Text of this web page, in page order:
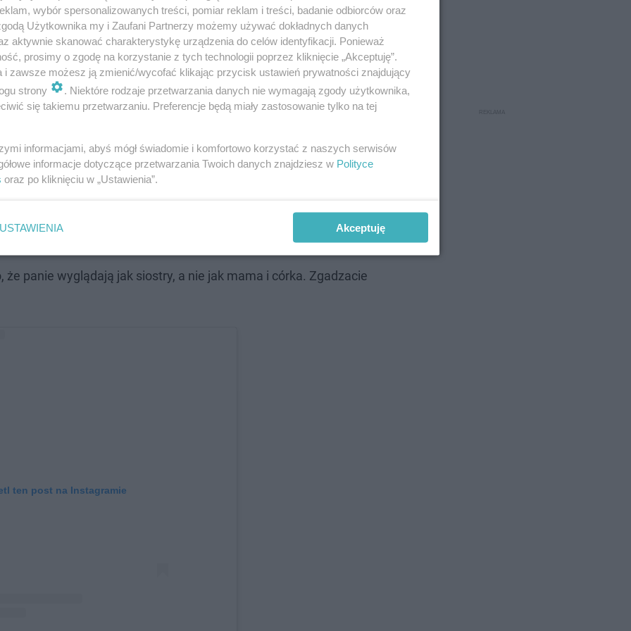
z mamą
fotografiach pani Edyta Węgiel pozuje razem z Roxie
Królewskich. Internauci natychmiast zwrócili uwagę na
piosenkarki.
panie wyglądają jak siostry, a nie jak mama i córka. Zgadzacie
ten post na Instagramie
wybór spersonalizowanych treści, pomiar reklam i treści, badanie odbiorców oraz
Użytkownika my i Zaufani Partnerzy możemy używać dokładnych danych
aktywnie skanować charakterystykę urządzenia do celów identyfikacji. Ponieważ
prosimy o zgodę na korzystanie z tych technologii poprzez kliknięcie „Akceptuję”.
i zawsze możesz ją zmienić/wycofać klikając przycisk ustawień prywatności znajdujący
strony
. Niektóre rodzaje przetwarzania danych nie wymagają zgody użytkownika,
się takiemu przetwarzaniu. Preferencje będą miały zastosowanie tylko na tej
informacjami, abyś mógł świadomie i komfortowo korzystać z naszych serwisów
informacje dotyczące przetwarzania Twoich danych znajdziesz w Polityce
oraz po kliknięciu w „Ustawienia”.
USTAWIENIA Akceptuję